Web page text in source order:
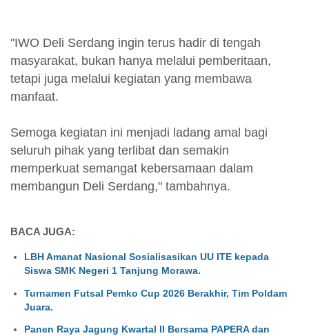
"IWO Deli Serdang ingin terus hadir di tengah
masyarakat, bukan hanya melalui pemberitaan,
tetapi juga melalui kegiatan yang membawa
manfaat.
Semoga kegiatan ini menjadi ladang amal bagi
seluruh pihak yang terlibat dan semakin
memperkuat semangat kebersamaan dalam
membangun Deli Serdang," tambahnya.
BACA JUGA:
LBH Amanat Nasional Sosialisasikan UU ITE kepada
Siswa SMK Negeri 1 Tanjung Morawa.
Turnamen Futsal Pemko Cup 2026 Berakhir, Tim Poldam
Juara.
Panen Raya Jagung Kwartal II Bersama PAPERA dan